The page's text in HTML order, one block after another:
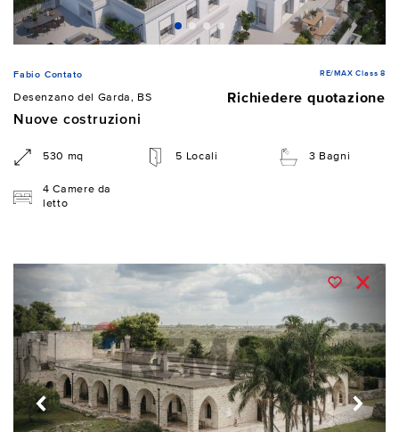
Fabio Contato RE/MAX Class 8
Desenzano del Garda, BS
Richiedere quotazione
Nuove costruzioni
530 mq 5 Locali 3 Bagni
4 Camere da
letto